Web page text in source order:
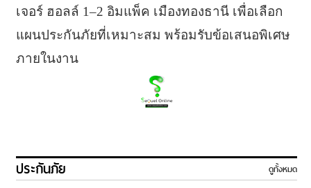
เจอร์ ฮอลล์ 1–2 อิมแพ็ค เมืองทองธานี เพื่อเลือก
แผนประกันภัยที่เหมาะสม พร้อมรับข้อเสนอพิเศษ
ภายในงาน
ประกันภัย ดูทั้งหมด